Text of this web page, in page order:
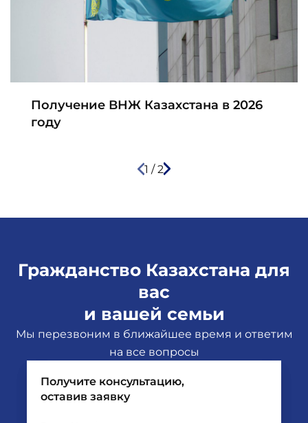
Получение ВНЖ Казахстана в 2026
году
1 /2
Гражданство Казахстана для
вас
и вашей семьи
Мы перезвоним в ближайшее время и ответим
на все вопросы
Получите консультацию,
оставив заявку